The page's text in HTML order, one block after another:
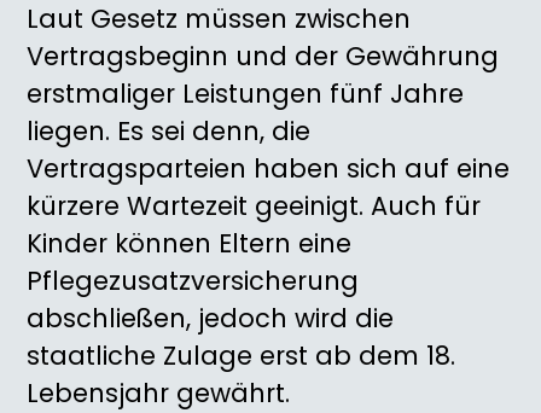
Laut Gesetz müssen zwischen
Vertragsbeginn und der Gewährung
erstmaliger Leistungen fünf Jahre
liegen. Es sei denn, die
Vertragsparteien haben sich auf eine
kürzere Wartezeit geeinigt. Auch für
Kinder können Eltern eine
Pflegezusatzversicherung
abschließen, jedoch wird die
staatliche Zulage erst ab dem 18.
Lebensjahr gewährt.